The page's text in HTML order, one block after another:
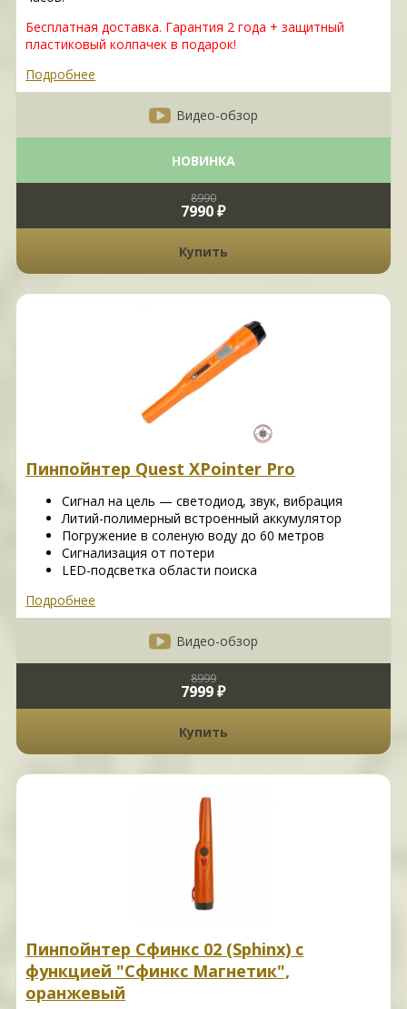
Бесплатная доставка. Гарантия 2 года + защитный
пластиковый колпачек в подарок!
Подробнее
Видео-обзор
НОВИНКА
8990
7990 ₽
Купить
Пинпойнтер Quest XPointer Pro
Сигнал на цель — светодиод, звук, вибрация
Литий-полимерный встроенный аккумулятор
Погружение в соленую воду до 60 метров
Сигнализация от потери
LED-подсветка области поиска
Подробнее
Видео-обзор
8999
7999 ₽
Купить
Пинпойнтер Сфинкс 02 (Sphinx) с
функцией "Сфинкс Магнетик",
оранжевый